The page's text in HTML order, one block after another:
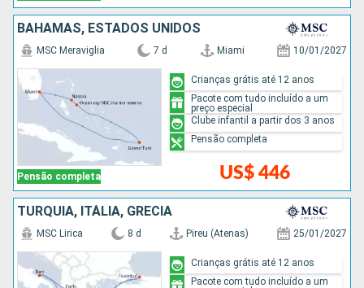
BAHAMAS, ESTADOS UNIDOS
Pensão completa
MSC Meraviglia 7 d Miami 10/01/2027
US$ 446
Crianças grátis até 12 anos
Pacote com tudo incluído a um
preço especial
Clube infantil a partir dos 3 anos
Pensão completa
TURQUIA, ITÁLIA, GRÉCIA
MSC Lirica 8 d Pireu (Atenas) 25/01/2027
Crianças grátis até 12 anos
Pacote com tudo incluído a um